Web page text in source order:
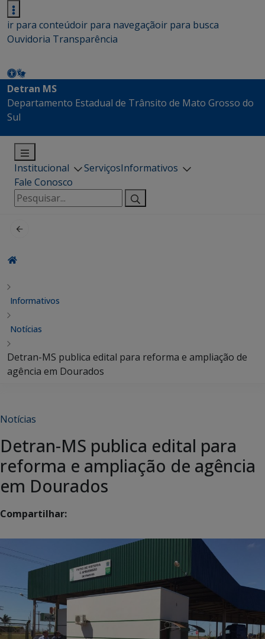
ir para conteúdoir para navegaçãoir para busca
Ouvidoria Transparência
Detran MS
Departamento Estadual de Trânsito de Mato Grosso do
Sul
Institucional ServiçosInformativos
Fale Conosco
Pesquisar
por:
Informativos
Notícias
Detran-MS publica edital para reforma e ampliação de
agência em Dourados
Notícias
Detran-MS publica edital para
reforma e ampliação de agência
em Dourados
Compartilhar: